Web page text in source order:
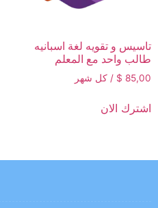
تاسيس و تقويه لغة اسبانيه
طالب واحد مع المعلم
$ 85,00 / كل شهر
اشترك الان